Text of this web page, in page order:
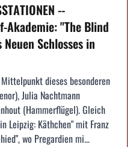
--
Akademie: "The Blind
Schlosses in
dieses besonderen
Julia Nachtmann
(Hammerflügel). Gleich
Leipzig: Käthchen" mit Franz
wo Pregardien mi...